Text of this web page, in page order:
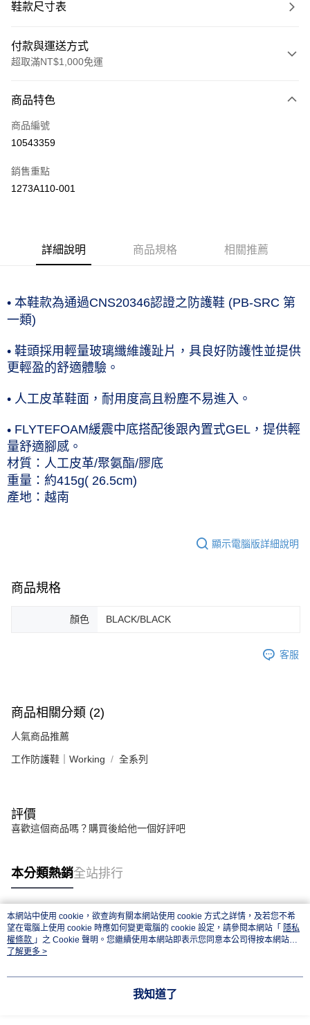
鞋款尺寸表
付款與運送方式
超取滿NT$1,000免運
信用卡一次付款
信用卡分期付款
合作金庫商業銀行
華南商業銀行
匯豐（台灣）商業銀行
華泰商業銀行
聯邦商業銀行
玉山商業銀行
星展（台灣）商業銀行
台新國際商業銀行
中國信託商業銀行
台灣樂天信用卡公司
作天到貨
付款後萊爾富取貨(僅限台灣本島，離島恕不配送) 預計5-7個
工作天到貨
付款後7-11取貨(僅限台灣本島，離島恕不配送) 預計5-7個工
每筆NT$60，滿NT$1,000(含以上)免運費
黑貓宅急便 (僅限台灣本島，離島恕不配送) 預計2-3個工作天到貨
每筆NT$120，滿NT$1,500(含以上)免運費
商品特色
商品編號
10543359
銷售重點
1273A110-001
詳細說明 商品規格 相關推薦
• 本鞋款為通過CNS20346認證之防護鞋 (PB-SRC 第
一類)
• 鞋頭採用輕量玻璃纖維護趾片，具良好防護性並提供
更輕盈的舒適體驗。
• 人工皮革鞋面，耐用度高且粉塵不易進入。
• FLYTEFOAM緩震中底搭配後跟內置式GEL，提供輕
量舒適腳感。
材質：人工皮革/聚氨酯/膠底
重量：約415g( 26.5cm)
產地：越南
顯示電腦版詳細說明
商品規格
顏色 BLACK/BLACK
客服
商品相關分類 (2)
人氣商品推薦
工作防護鞋｜Working 全系列
評價
喜歡這個商品嗎？購買後給他一個好評吧
本分類熱銷全站排行
熱門標籤
本網站中使用 cookie，欲查詢有關本網站使用 cookie 方式之詳情，及若您不希
望在電腦上使用 cookie 時應如何變更電腦的 cookie 設定，請參閱本網站「 隱私
權條款 」之 Cookie 聲明。您繼續使用本網站即表示您同意本公司得按本網站使
用條款之 Cookie 聲明使用 cookie。
了解更多 >
我知道了